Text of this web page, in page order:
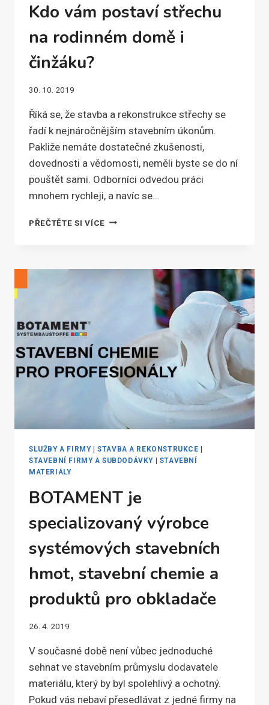
Kdo vám postaví střechu
na rodinném domě i
činžáku?
30. 10. 2019
Říká se, že stavba a rekonstrukce střechy se
řadí k nejnáročnějším stavebním úkonům.
Pakliže nemáte dostatečné zkušenosti,
dovednosti a vědomosti, neměli byste se do ní
pouštět sami. Odborníci odvedou práci
mnohem rychleji, a navíc se…
PŘEČTĚTE SI VÍCEKDO
NA
SLUŽBY A FIRMY|STAVBA A REKONSTRUKCE
STAVEBNÍ FIRMY A SUBDODÁVKY
STAVEBNÍ
MATERIÁLY
BOTAMENT je
specializovaný výrobce
systémových stavebních
hmot, stavební chemie a
produktů pro obkladače
26. 4. 2019
V současné době není vůbec jednoduché
sehnat ve stavebním průmyslu dodavatele
materiálu, který by byl spolehlivý a ochotný.
Pokud vás nebaví přesedlávat z jedné firmy na